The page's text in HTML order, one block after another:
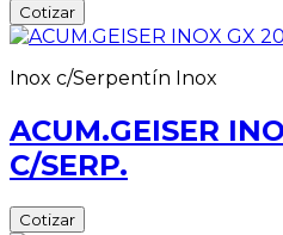
Cotizar
Inox c/Serpentín Inox
ACUM.GEISER
C/SERP.
Cotizar